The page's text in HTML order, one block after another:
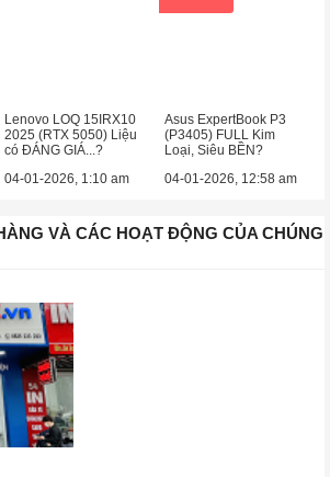
Lenovo LOQ 15IRX10
2025 (RTX 5050) Liệu
có ĐÁNG GIÁ...?
04-01-2026, 1:10 am
Asus ExpertBook P3
(P3405) FULL Kim
Loại, Siêu BỀN?
04-01-2026, 12:58 am
VÀ CÁC HOẠT ĐỘNG CỦA CHÚNG